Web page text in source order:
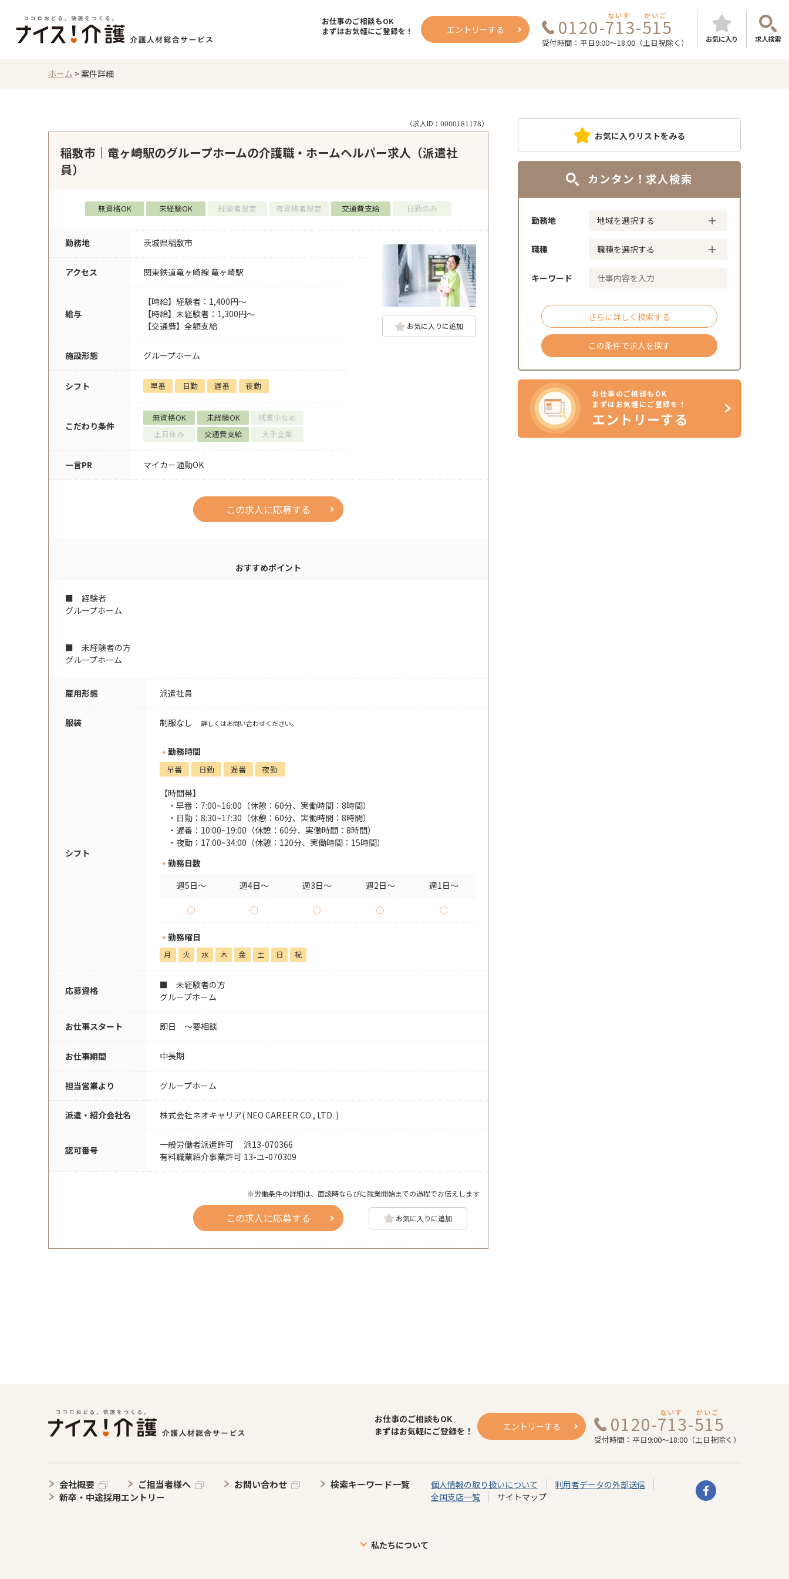
お仕事のご相談もOK
まずはお気軽にご登録を！
エントリーする 0120-713-515
ないす かいご
受付時間：平日9:00～18:00（土日祝除く） お気に入り 求人検索
ホーム >案件詳細
（求人ID：0000181178）
稲敷市｜竜ヶ崎駅のグループホームの介護職・ホームヘルパー求人（派遣社
員）
無資格OK 未経験OK 経験者限定 有資格者限定 交通費支給 日勤のみ
勤務地 茨城県稲敷市
アクセス 関東鉄道竜ヶ崎線 竜ヶ崎駅
給与
【時給】経験者：1,400円～
【時給】未経験者：1,300円～
【交通費】全額支給
施設形態 グループホーム
シフト 早番 日勤 遅番 夜勤
こだわり条件
無資格OK 未経験OK
残業少なめ
土日休み
交通費支給 大手企業
一言PR マイカー通勤OK
お気に入りに追加
この求人に応募する
おすすめポイント
■ 経験者
グループホーム
■ 未経験者の方
グループホーム
雇用形態 派遣社員
服装 制服なし 詳しくはお問い合わせください。
シフト
勤務時間
早番 日勤 遅番 夜勤
【時間帯】
早番：7:00~16:00（休憩：60分、実働時間：8時間）
日勤：8:30~17:30（休憩：60分、実働時間：8時間）
遅番：10:00~19:00（休憩：60分、実働時間：8時間）
夜勤：17:00~34:00（休憩：120分、実働時間：15時間）
勤務日数
週5日～
週4日～ 週3日～ 週2日～ 週1日～
○ ○ ○ ○ ○
勤務曜日
月 火 水 木 金 土 日 祝
応募資格
■ 未経験者の方
グループホーム
お仕事スタート 即日 〜要相談
お仕事期間 中長期
担当営業より グループホーム
派遣・紹介会社名 株式会社ネオキャリア( NEO CAREER CO., LTD. )
認可番号
一般労働者派遣許可 派13-070366
有料職業紹介事業許可 13-ユ-070309
※労働条件の詳細は、面談時ならびに就業開始までの過程でお伝えします
お気に入りに追加
この求人に応募する
お気に入りリストをみる
カンタン！求人検索
勤務地
職種
キーワード
さらに詳しく検索する
この条件で求人を探す
お仕事のご相談もOK
まずはお気軽にご登録を！
エントリーする
お仕事のご相談もOK
まずはお気軽にご登録を！
エントリーする 0120-713-515
ないす かいご
受付時間：平日9:00～18:00（土日祝除く）
会社概要 ご担当者様へ お問い合わせ
検索キーワード一覧
新卒・中途採用エントリー
個人情報の取り扱いについて
利用者データの外部送信
全国支店一覧
サイトマップ
私たちについて